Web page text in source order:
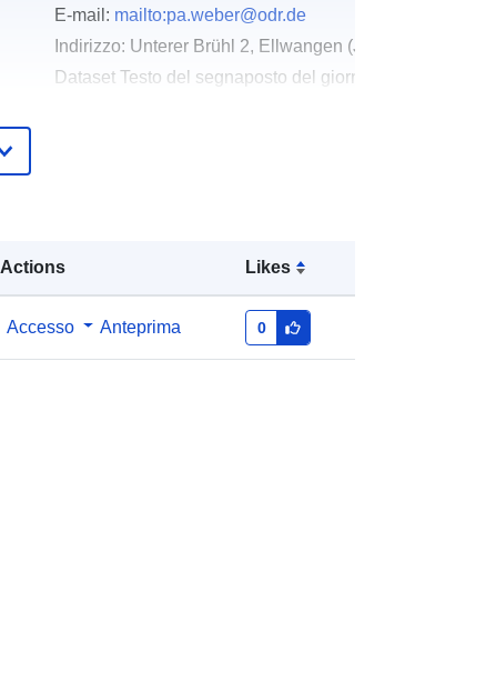
Actions Likes
Accesso Anteprima 0
E-mail: mailto:pa.weber@odr.de
Indirizzo: Unterer Brühl 2, Ellwangen (Jagst), 73479,
Dataset Testo del segnaposto del giorno della
48.9602723 ], [ 10.002401,
48.9602723 ], [ 10.002401,